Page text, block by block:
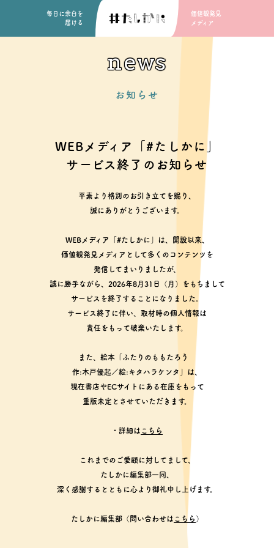
毎日に余白を
届ける
価値観発見
メディア
news
お知らせ
WEBメディア「#たしかに」
サービス終了のお知らせ
平素より格別のお引き立てを賜り、
誠にありがとうございます。
WEBメディア「#たしかに」は、開設以来、
価値観発見メディアとして多くのコンテンツを
発信してまいりましたが、
誠に勝手ながら、2026年8月31日（月）をもちまして
サービスを終了することになりました。
サービス終了に伴い、取材時の個人情報は
責任をもって破棄いたします。
また、絵本「ふたりのももたろう
作:木戸優起／絵:キタハラケンタ」は、
現在書店やECサイトにある在庫をもって
重版未定とさせていただきます。
・詳細は こちら
これまでのご愛顧に対してまして、
たしかに編集部一同、
深く感謝するとともに心より御礼申し上げます。
たしかに編集部（問い合わせは こちら ）